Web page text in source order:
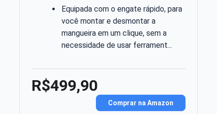
Equipada com o engate rápido, para
você montar e desmontar a
mangueira em um clique, sem a
necessidade de usar ferrament...
R$499,90
Comprar na Amazon